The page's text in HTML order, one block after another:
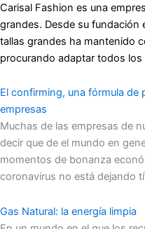
Carisal Fashion es una
grandes. Desde su fundación
tallas grandes ha mantenido
procurando adaptar todos
El confirming, una fórmula de
empresas
Muchas de las empresas de
decir que de el mundo en
momentos de bonanza
coronavirus no está dejando
Gas Natural: la energía limpia